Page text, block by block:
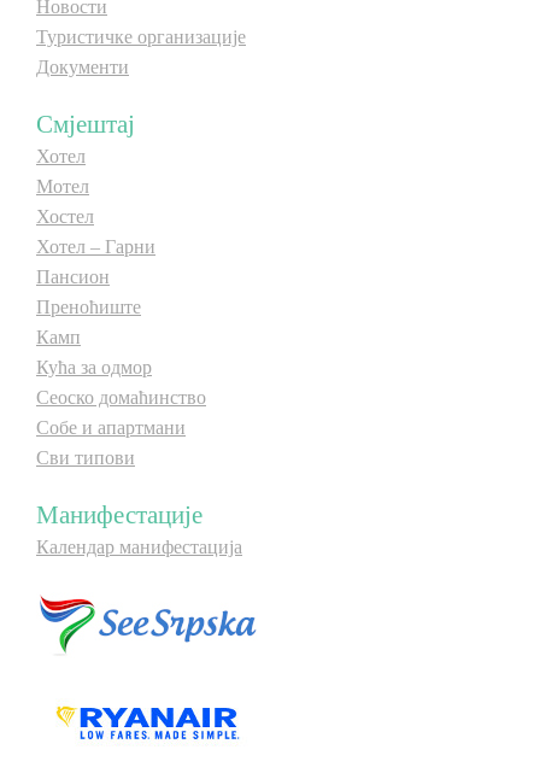
Новости
Туристичке организације
Документи
Смјештај
Хотел
Мотел
Хостел
Хотел – Гарни
Пансион
Преноћиште
Камп
Кућа за одмор
Сеоско домаћинство
Собе и апартмани
Сви типови
Манифестације
Календар манифестација